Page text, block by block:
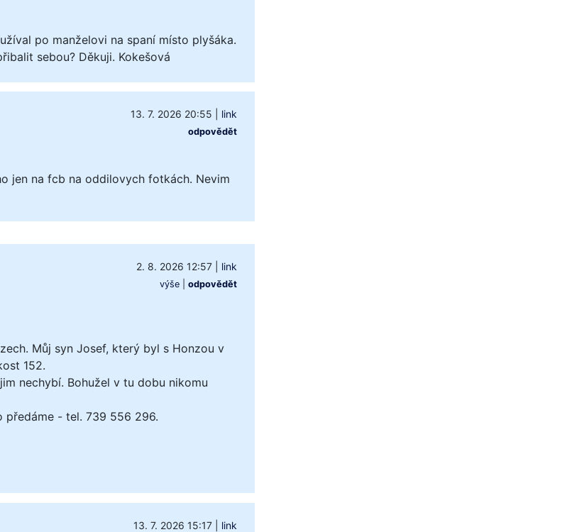
po manželovi na spaní místo plyšáka.
sebou? Děkuji. Kokešová
13. 7. 2026 20:55 link
odpovědět
jen na fcb na oddilovych fotkách. Nevim
2. 8. 2026 12:57| link
výše| odpovědět
Můj syn Josef, který byl s Honzou v
152.
nechybí. Bohužel v tu dobu nikomu
předáme - tel. 739 556 296.
13. 7. 2026 15:17| link